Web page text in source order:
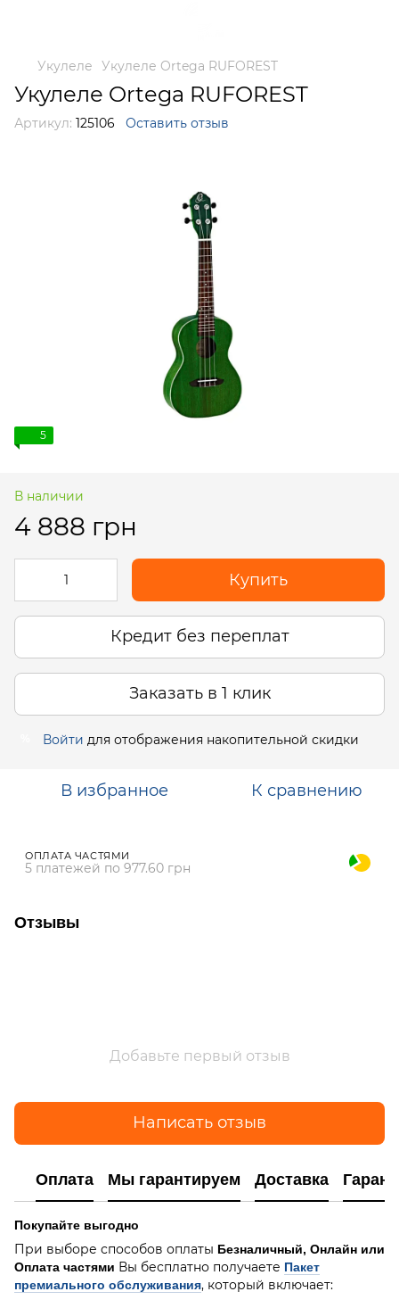
Укулеле Укулеле Ortega RUFOREST
Укулеле Ortega RUFOREST
Артикул: 125106 Оставить отзыв
5
В наличии
4 888 грн
Купить
Кредит без переплат
Заказать в 1 клик
Войти для отображения накопительной скидки
В избранное К сравнению
ОПЛАТА ЧАСТЯМИ
5 платежей по 977.60 грн
Отзывы
Добавьте первый отзыв
Написать отзыв
Оплата Мы гарантируем Доставка
Покупайте выгодно
При выборе способов оплаты Безналичный, Онлайн или
Оплата частями Вы бесплатно получаете Пакет
премиального обслуживания, который включает: